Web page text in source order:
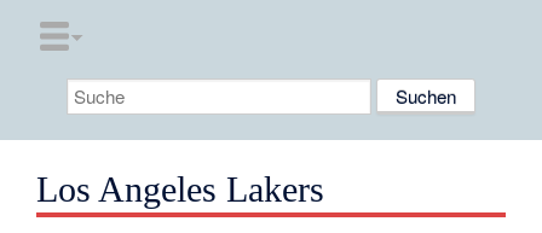
Los Angeles Lakers